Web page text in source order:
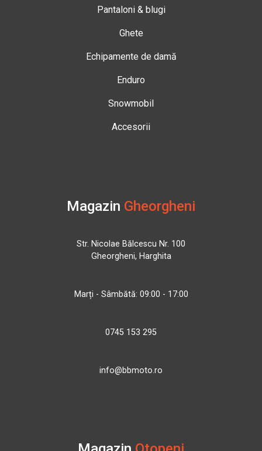
Pantaloni & blugi
Ghete
Echipamente de damă
Enduro
Snowmobil
Accesorii
Magazin Gheorgheni
Str. Nicolae Bălcescu Nr. 100
Gheorgheni, Harghita
Marți - Sâmbătă: 09:00 - 17:00
0745 153 295
info@bbmoto.ro